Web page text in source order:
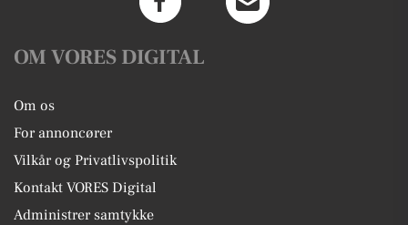
OM VORES DIGITAL
Om os
For annoncører
Vilkår og Privatlivspolitik
Kontakt VORES Digital
Administrer samtykke